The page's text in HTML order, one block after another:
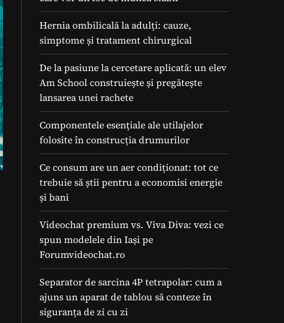
Hernia ombilicală la adulți: cauze,
simptome și tratament chirurgical
De la pasiune la cercetare aplicată: un elev
Am School construiește și pregătește
lansarea unei rachete
Componentele esențiale ale utilajelor
folosite în construcția drumurilor
Ce consum are un aer condiționat: tot ce
trebuie să știi pentru a economisi energie
și bani
Videochat premium vs. Viva Diva: vezi ce
spun modelele din Iași pe
Forumvideochat.ro
Separator de sarcina 4P tetrapolar: cum a
ajuns un aparat de tablou să conteze în
siguranța de zi cu zi